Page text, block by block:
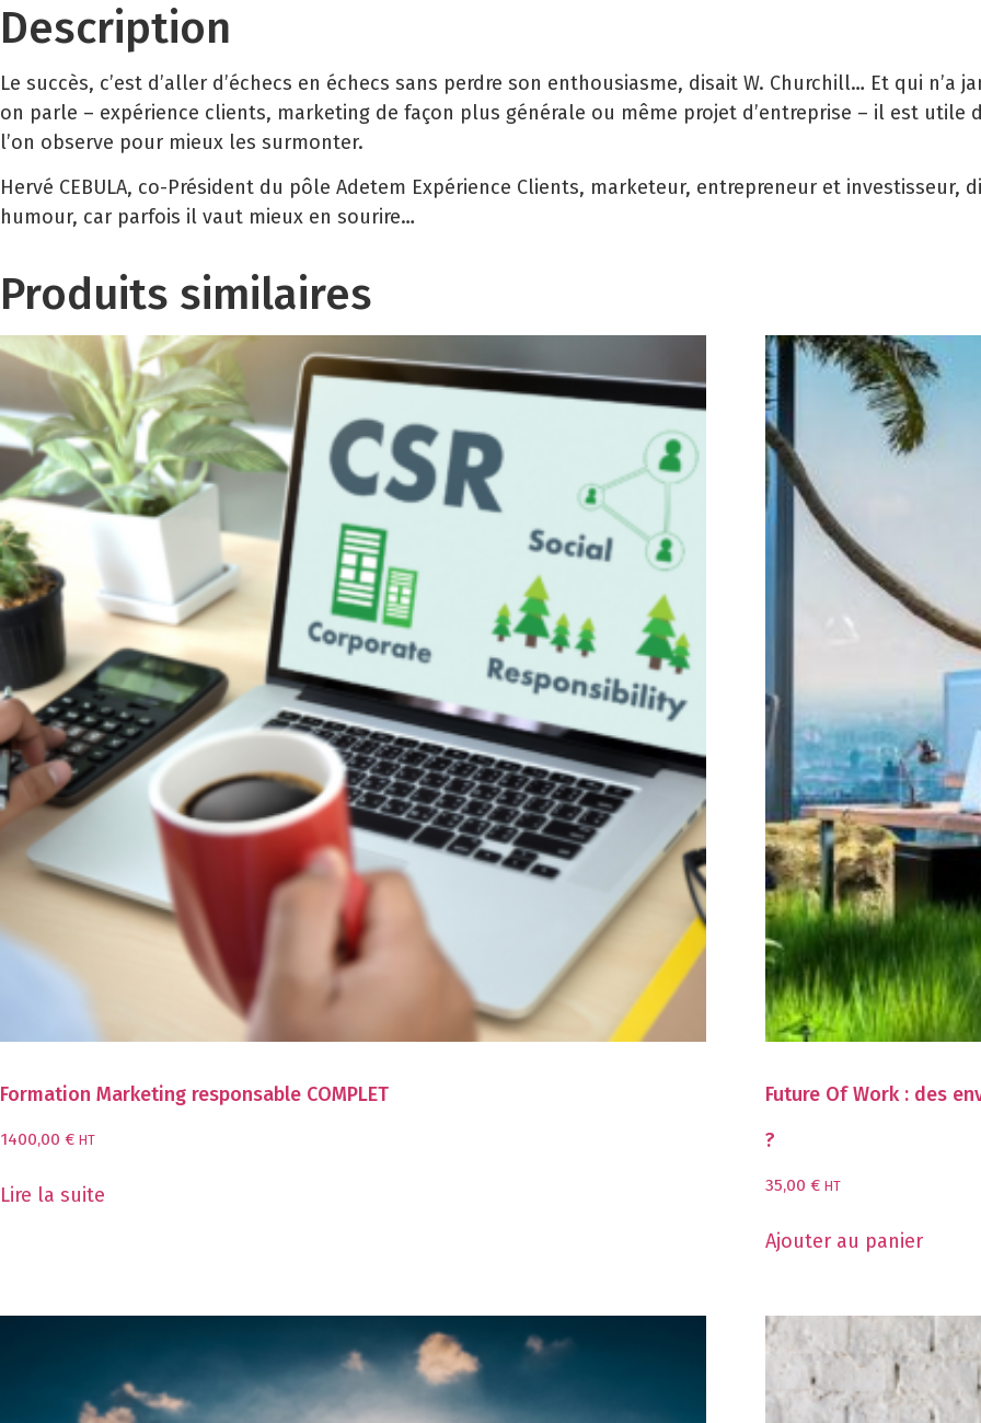
Description
Le succès, c’est d’aller d’échecs en échecs sans perdre son enthousiasme, disait W. Churchill… Et qui
on parle – expérience clients, marketing de façon plus générale ou même projet d’entreprise – il est utile
l’on observe pour mieux les surmonter.
Hervé CEBULA, co-Président du pôle Adetem Expérience Clients, marketeur, entrepreneur et investisseur,
humour, car parfois il vaut mieux en sourire…
Produits similaires
Formation Marketing responsable COMPLET
1400,00 € HT
Lire la suite
Future Of Work : des
?
35,00 € HT
Ajouter au panier